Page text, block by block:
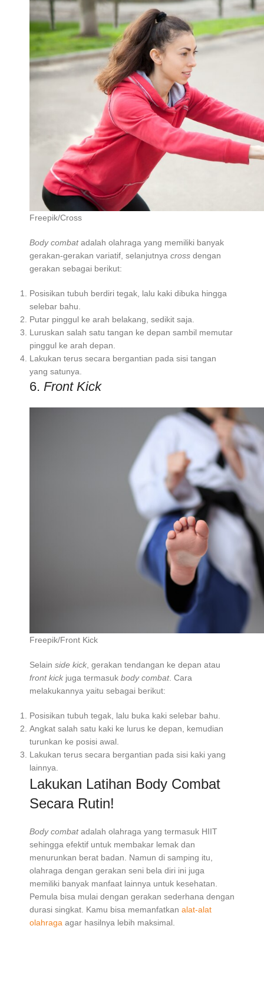
Freepik/Cross
Body combatadalah olahraga yang memiliki banyak
gerakan-gerakan variatif, selanjutnya cross dengan
gerakan sebagai berikut:
Posisikan tubuh berdiri tegak, lalu kaki dibuka hingga
selebar bahu.
Putar pinggul ke arah belakang, sedikit saja.
Luruskan salah satu tangan ke depan sambil memutar
pinggul ke arah depan.
Lakukan terus secara bergantian pada sisi tangan
yang satunya.
6. Front Kick
Freepik/Front Kick
Selain side kick , gerakan tendangan ke depan atau
front kick juga termasuk body combat. Cara
melakukannya yaitu sebagai berikut:
Posisikan tubuh tegak, lalu buka kaki selebar bahu.
Angkat salah satu kaki ke lurus ke depan, kemudian
turunkan ke posisi awal.
Lakukan terus secara bergantian pada sisi kaki yang
lainnya.
Lakukan Latihan Body Combat
Secara Rutin!
Body combatadalah olahraga yang termasuk HIIT
sehingga efektif untuk membakar lemak dan
menurunkan berat badan. Namun di samping itu,
olahraga dengan gerakan seni bela diri ini juga
memiliki banyak manfaat lainnya untuk kesehatan.
Pemula bisa mulai dengan gerakan sederhana dengan
durasi singkat. Kamu bisa memanfatkan alat-alat
olahraga agar hasilnya lebih maksimal.